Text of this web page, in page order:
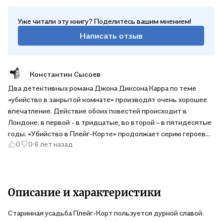
Уже читали эту книгу? Поделитесь вашим мнением!
Написать отзыв
Константин Сысоев
Два детективных романа Джона Диксона Карра по теме
«убийство в закрытой комнате» производят очень хорошее
впечатление. Действие обоих повестей происходит в
Лондоне: в первой - в тридцатые, во второй – в пятидесятые
годы. «Убийство в Плейг-Корте» продолжает серию героев
из романа «Убийства единорога», «Патрик Батлер защищает»
характерное мрачное и загадочное напряжение.
0 0 6 лет назад
Описание и характеристики
Старинная усадьба Плейг-Корт пользуется дурной славой: